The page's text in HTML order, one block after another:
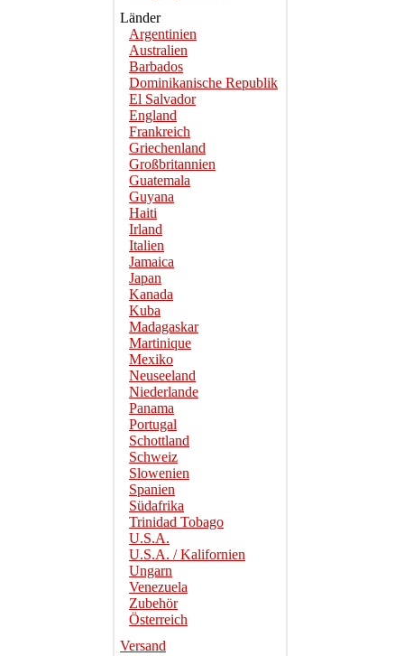
Länder
Argentinien
Australien
Barbados
Dominikanische Republik
El Salvador
England
Frankreich
Griechenland
Großbritannien
Guatemala
Guyana
Haiti
Irland
Italien
Jamaica
Japan
Kanada
Kuba
Madagaskar
Martinique
Mexiko
Neuseeland
Niederlande
Panama
Portugal
Schottland
Schweiz
Slowenien
Spanien
Südafrika
Trinidad Tobago
U.S.A.
U.S.A. / Kalifornien
Ungarn
Venezuela
Zubehör
Österreich
Versand